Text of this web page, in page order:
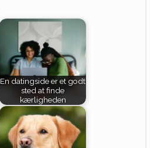
En datingside er et godt
sted at finde
kærligheden